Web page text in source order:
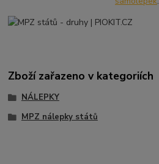
Zboží zařazeno v kategoriích
NÁLEPKY
MPZ nálepky států